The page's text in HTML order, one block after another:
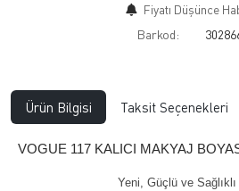
Fiyatı Düşünce
Barkod:
Ürün Bilgisi Taksit Seçenekleri
VOGUE 117 KALICI MAKYAJ
Yeni, Güçlü ve